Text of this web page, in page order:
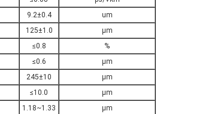
9.2±0.4
um
125±1.0
μm
≤0.8
%
≤0.6
μm
245±10
μm
≤10.0
μm
1.18~1.33 μm